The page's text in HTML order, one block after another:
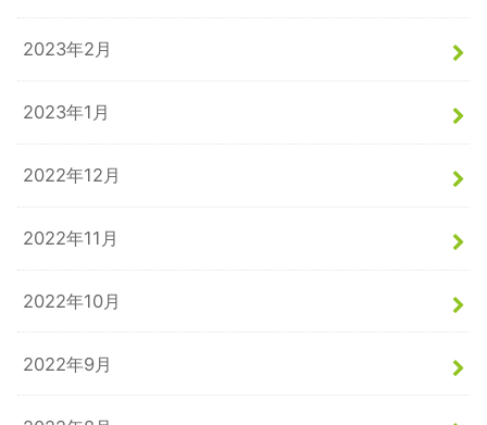
2023年2月
2023年1月
2022年12月
2022年11月
2022年10月
2022年9月